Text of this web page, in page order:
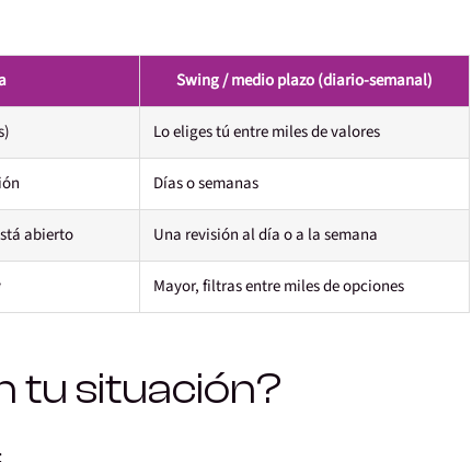
Swing / medio plazo (diario-semanal)
Lo eliges tú entre miles de valores
Días o semanas
abierto Una revisión al día o a la semana
Mayor, filtras entre miles de opciones
tu situación?